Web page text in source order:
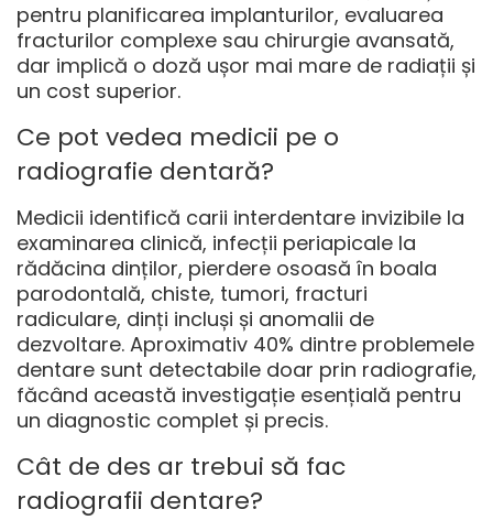
pentru planificarea implanturilor, evaluarea
fracturilor complexe sau chirurgie avansată,
dar implică o doză ușor mai mare de radiații și
un cost superior.
Ce pot vedea medicii pe o
radiografie dentară?
Medicii identifică carii interdentare invizibile la
examinarea clinică, infecții periapicale la
rădăcina dinților, pierdere osoasă în boala
parodontală, chiste, tumori, fracturi
radiculare, dinți incluși și anomalii de
dezvoltare. Aproximativ 40% dintre problemele
dentare sunt detectabile doar prin radiografie,
făcând această investigație esențială pentru
un diagnostic complet și precis.
Cât de des ar trebui să fac
radiografii dentare?